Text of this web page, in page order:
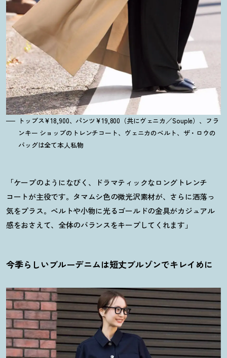
トップス¥18,900、パンツ¥19,800（共にヴェニカ／Souple）、フラ
ンキー ショップのトレンチコート、ヴェニカのベルト、ザ・ロウの
バッグは全て本人私物
「ケープのようになびく、ドラマティックなロングトレンチ
コートが主役です。タマムシ色の微光沢素材が、さらに洒落っ
気をプラス。ベルトや小物に光るゴールドの金具がカジュアル
感をおさえて、全体のバランスをキープしてくれます」
今季らしいブルーデニムは短丈ブルゾンでキレイめに